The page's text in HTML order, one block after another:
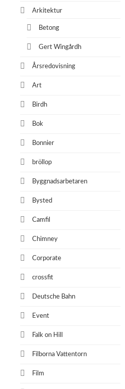
Arkitektur
Betong
Gert Wingårdh
Årsredovisning
Art
Birdh
Bok
Bonnier
bröllop
Byggnadsarbetaren
Bysted
Camfil
Chimney
Corporate
crossfit
Deutsche Bahn
Event
Falk on Hill
Filborna Vattentorn
Film